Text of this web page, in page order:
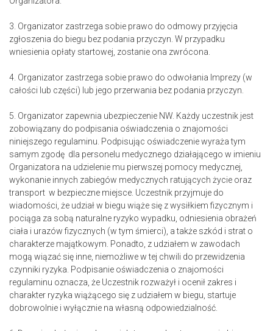
3. Organizator zastrzega sobie prawo do odmowy przyjęcia
zgłoszenia do biegu bez podania przyczyn. W przypadku
wniesienia opłaty startowej, zostanie ona zwrócona.
4. Organizator zastrzega sobie prawo do odwołania Imprezy (w
całości lub części) lub jego przerwania bez podania przyczyn.
5. Organizator zapewnia ubezpieczenie NW. Każdy uczestnik jest
zobowiązany do podpisania oświadczenia o znajomości
niniejszego regulaminu. Podpisując oświadczenie wyraża tym
samym zgodę dla personelu medycznego działającego w imieniu
Organizatora na udzielenie mu pierwszej pomocy medycznej,
wykonanie innych zabiegów medycznych ratujących życie oraz
transport w bezpieczne miejsce. Uczestnik przyjmuje do
wiadomości, że udział w biegu wiąże się z wysiłkiem fizycznym i
pociąga za sobą naturalne ryzyko wypadku, odniesienia obrażeń
ciała i urazów fizycznych (w tym śmierci), a także szkód i strat o
charakterze majątkowym. Ponadto, z udziałem w zawodach
mogą wiązać się inne, niemożliwe w tej chwili do przewidzenia
czynniki ryzyka. Podpisanie oświadczenia o znajomości
regulaminu oznacza, że Uczestnik rozważył i ocenił zakres i
charakter ryzyka wiążącego się z udziałem w biegu, startuje
dobrowolnie i wyłącznie na własną odpowiedzialność.